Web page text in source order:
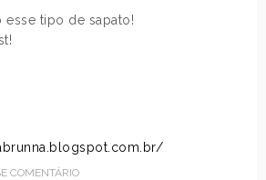
esse tipo de sapato!
COMENTÁRIO